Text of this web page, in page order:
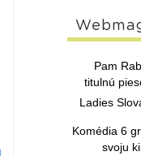
Pam
titulnú
Ladies
Komédia 6
svoju